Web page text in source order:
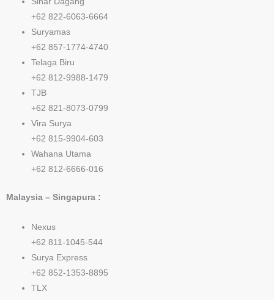
+62 822-6063-6664
Suryamas
+62 857-1774-4740
Telaga Biru
+62 812-9988-1479
TJB
+62 821-8073-0799
Vira Surya
+62 815-9904-603
Wahana Utama
+62 812-6666-016
Malaysia – Singapura :
Nexus
+62 811-1045-544
Surya Express
+62 852-1353-8895
TLX